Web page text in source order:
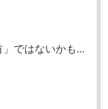
首の痛み、本当の原因は「首」ではないかもしれません